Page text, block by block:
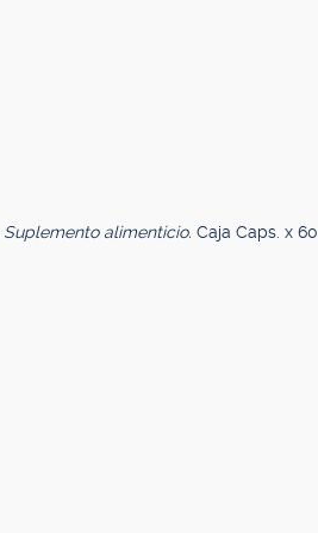
Suplemento alimenticio. Caja Caps. x